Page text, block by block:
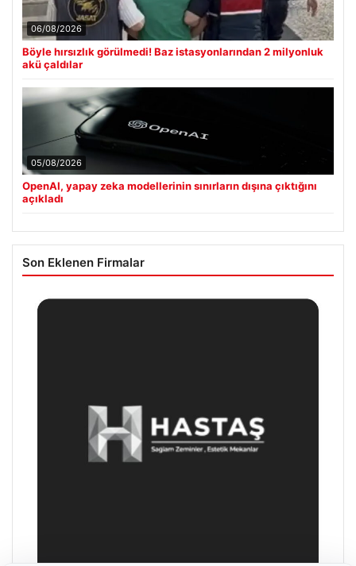
06/08/2026
Böyle hırsızlık görülmedi! Baz istasyonlarından 2 milyonluk
akü çaldılar
05/08/2026
OpenAI, yapay zeka modellerinin sınırların dışına çıktığını
açıkladı
Son Eklenen Firmalar